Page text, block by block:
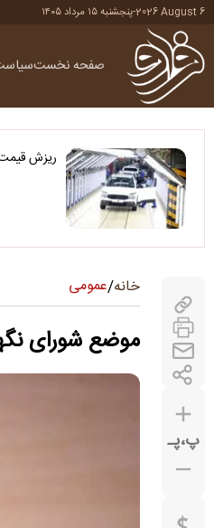
2026 August 6
-پنجشنبه ۱۵ مرداد ۱۴۰۵
صفحه نخست
ریزش
پ،پـ
خانه/عمومی
موضع شورای